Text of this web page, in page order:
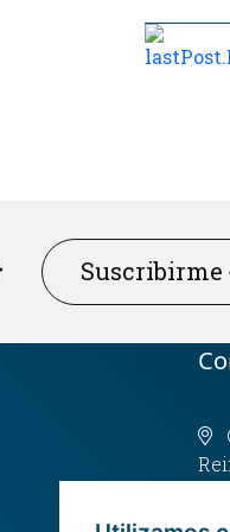
Suscribirme